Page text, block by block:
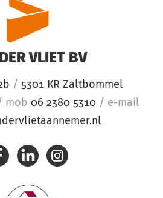
VLIET BV
/ 5301 KR Zaltbommel
mob 06 2380 5310 / e-mail